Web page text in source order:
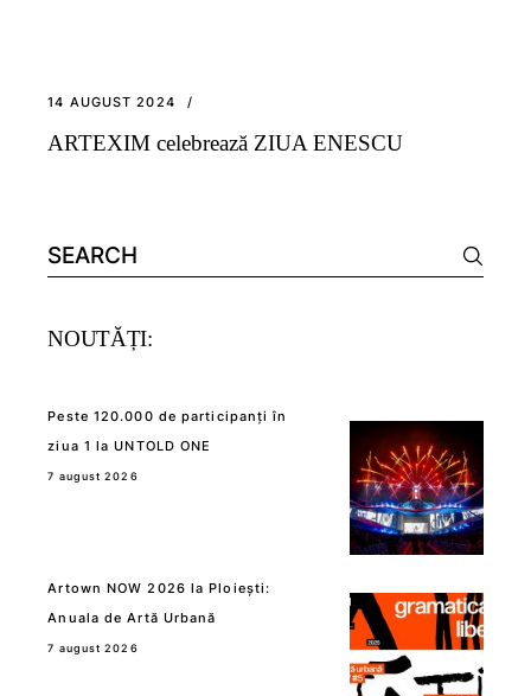
14 AUGUST 2024
ARTEXIM celebrează ZIUA ENESCU
Search
for:
NOUTĂȚI:
Peste 120.000 de participanți în
ziua 1 la UNTOLD ONE
7 august 2026
Artown NOW 2026 la Ploiești:
Anuala de Artă Urbană
7 august 2026